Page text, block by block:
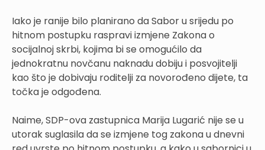
Iako je ranije bilo planirano da Sabor u srijedu po
hitnom postupku raspravi izmjene Zakona o
socijalnoj skrbi, kojima bi se omogućilo da
jednokratnu novčanu naknadu dobiju i posvojitelji
kao što je dobivaju roditelji za novorođeno dijete, ta
točka je odgođena.
Naime, SDP-ova zastupnica Marija Lugarić nije se u
utorak suglasila da se izmjene tog zakona u dnevni